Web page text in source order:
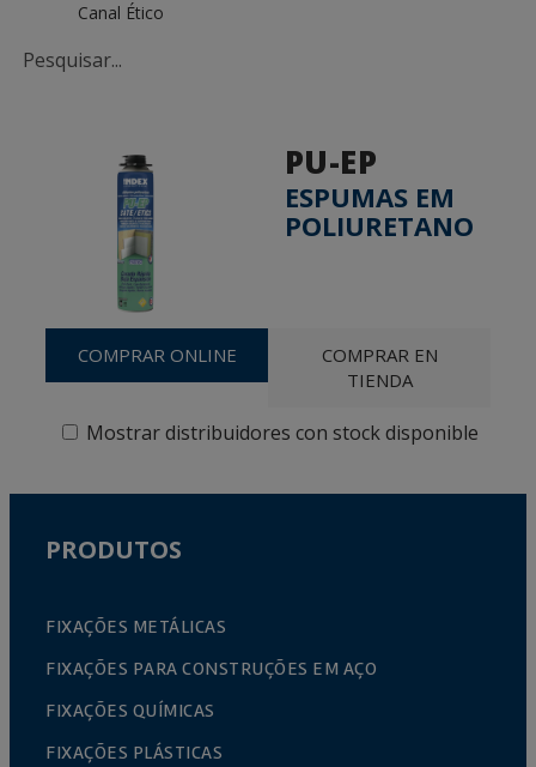
Canal Ético
PU-EP
ESPUMAS EM
POLIURETANO
COMPRAR ONLINE
COMPRAR EN
TIENDA
Mostrar distribuidores con stock disponible
PRODUTOS
FIXAÇÕES METÁLICAS
FIXAÇÕES PARA CONSTRUÇÕES EM AÇO
FIXAÇÕES QUÍMICAS
FIXAÇÕES PLÁSTICAS